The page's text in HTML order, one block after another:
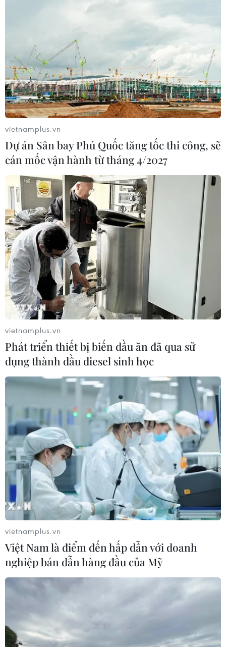
vietnamplus.vn
Dự án Sân bay Phú Quốc tăng tốc thi công, sẽ
cán mốc vận hành từ tháng 4/2027
vietnamplus.vn
Phát triển thiết bị biến dầu ăn đã qua sử
dụng thành dầu diesel sinh học
vietnamplus.vn
Việt Nam là điểm đến hấp dẫn với doanh
nghiệp bán dẫn hàng đầu của Mỹ